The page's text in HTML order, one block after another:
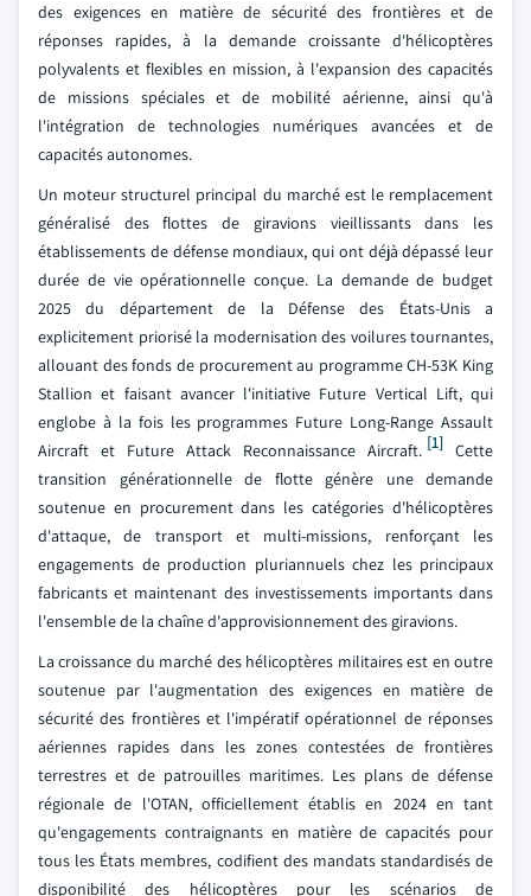
des exigences en matière de sécurité des frontières et de
réponses rapides, à la demande croissante d'hélicoptères
polyvalents et flexibles en mission, à l'expansion des capacités
de missions spéciales et de mobilité aérienne, ainsi qu'à
l'intégration de technologies numériques avancées et de
capacités autonomes.
Un moteur structurel principal du marché est le remplacement
généralisé des flottes de giravions vieillissants dans les
établissements de défense mondiaux, qui ont déjà dépassé leur
durée de vie opérationnelle conçue. La demande de budget
2025 du département de la Défense des États-Unis a
explicitement priorisé la modernisation des voilures tournantes,
allouant des fonds de procurement au programme CH-53K King
Stallion et faisant avancer l'initiative Future Vertical Lift, qui
englobe à la fois les programmes Future Long-Range Assault
Aircraft et Future Attack Reconnaissance Aircraft. [1] Cette
transition générationnelle de flotte génère une demande
soutenue en procurement dans les catégories d'hélicoptères
d'attaque, de transport et multi-missions, renforçant les
engagements de production pluriannuels chez les principaux
fabricants et maintenant des investissements importants dans
l'ensemble de la chaîne d'approvisionnement des giravions.
La croissance du marché des hélicoptères militaires est en outre
soutenue par l'augmentation des exigences en matière de
sécurité des frontières et l'impératif opérationnel de réponses
aériennes rapides dans les zones contestées de frontières
terrestres et de patrouilles maritimes. Les plans de défense
régionale de l'OTAN, officiellement établis en 2024 en tant
qu'engagements contraignants en matière de capacités pour
tous les États membres, codifient des mandats standardisés de
disponibilité des hélicoptères pour les scénarios de